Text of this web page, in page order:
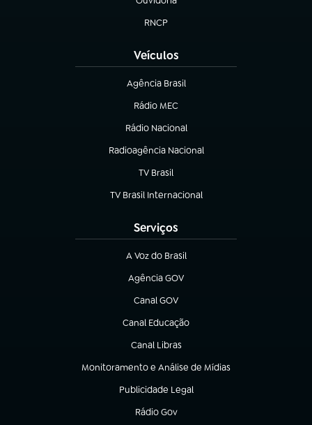
(abre em nova aba)
RNCP
(abre em nova aba)
Veículos
Agência Brasil
(abre em nova aba)
Rádio MEC
(abre em nova aba)
Rádio Nacional
Radioagência Nacional
(abre em nova aba)
TV Brasil
(abre em nova aba)
TV Brasil Internacional
(abre em nova aba)
Serviços
A Voz do Brasil
(abre em nova aba)
Agência GOV
(abre em nova aba)
Canal GOV
(abre em nova aba)
Canal Educação
(abre em nova aba)
Canal Libras
(abre em nova aba)
Monitoramento e Análise de Mídias
(abre em nova aba)
Publicidade Legal
(abre em nova aba)
Rádio Gov
(abre em nova aba)